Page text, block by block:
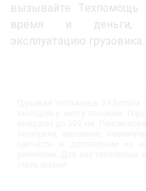
вызывайте Техпомощь
время и деньги,
эксплуатацию грузовика.